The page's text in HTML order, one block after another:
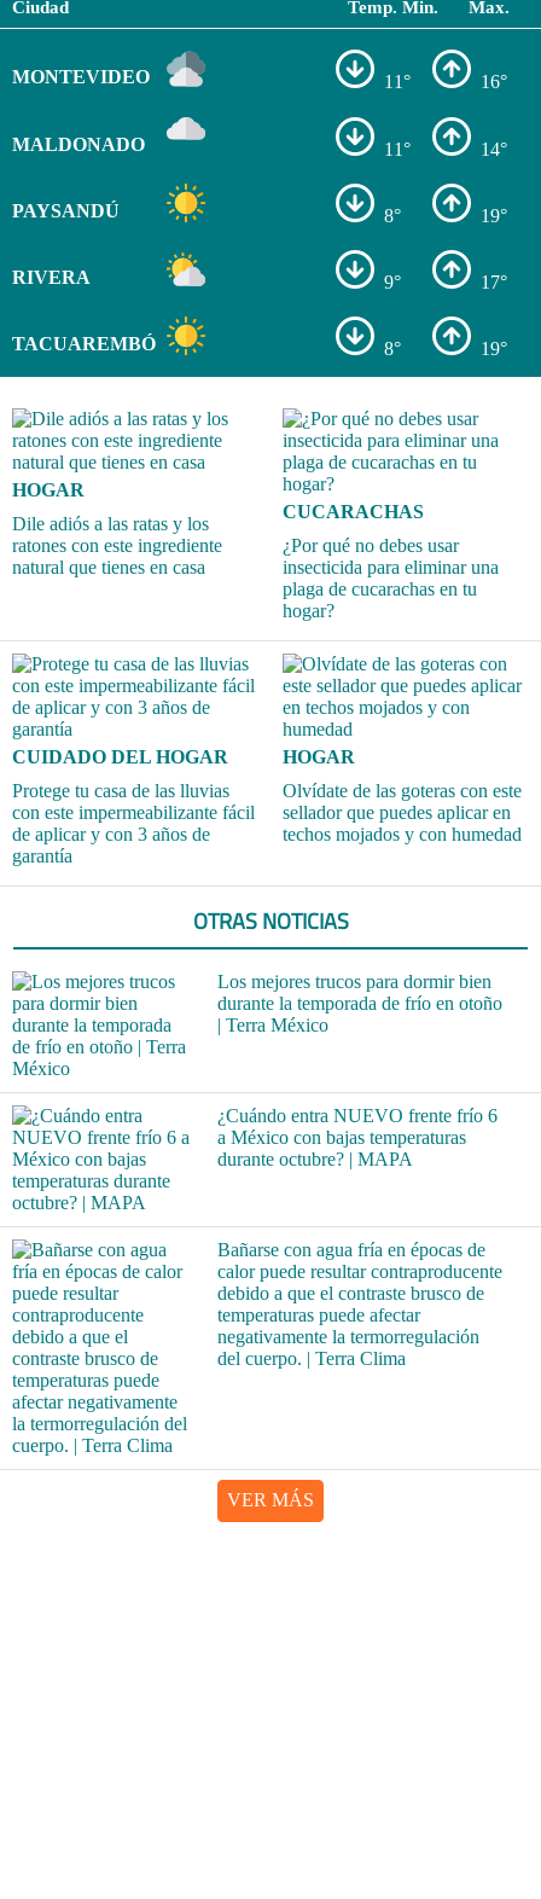
Ciudad Temp. Min. Max.
MONTEVIDEO 11° 16°
MALDONADO 11° 14°
PAYSANDÚ 8° 19°
RIVERA 9° 17°
TACUAREMBÓ 8° 19°
HOGAR
Dile adiós a las ratas y los
ratones con este ingrediente
natural que tienes en casa
CUCARACHAS
¿Por qué no debes usar
insecticida para eliminar una
plaga de cucarachas en tu
hogar?
CUIDADO DEL HOGAR
Protege tu casa de las lluvias
con este impermeabilizante fácil
de aplicar y con 3 años de
garantía
HOGAR
Olvídate de las goteras con este
sellador que puedes aplicar en
techos mojados y con humedad
OTRAS NOTICIAS
Los mejores trucos para dormir bien
durante la temporada de frío en otoño
| Terra México
¿Cuándo entra NUEVO frente frío 6
a México con bajas temperaturas
durante octubre? | MAPA
Bañarse con agua fría en épocas de
calor puede resultar contraproducente
debido a que el contraste brusco de
temperaturas puede afectar
negativamente la termorregulación
del cuerpo. | Terra Clima
VER MÁS